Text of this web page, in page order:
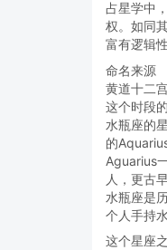
占星学中
权。如同
富有逻辑
命名来源
黄道十二
这个时段
水瓶座的
的
Aguarius
人，更古
水瓶座是
个人手持
这个星座